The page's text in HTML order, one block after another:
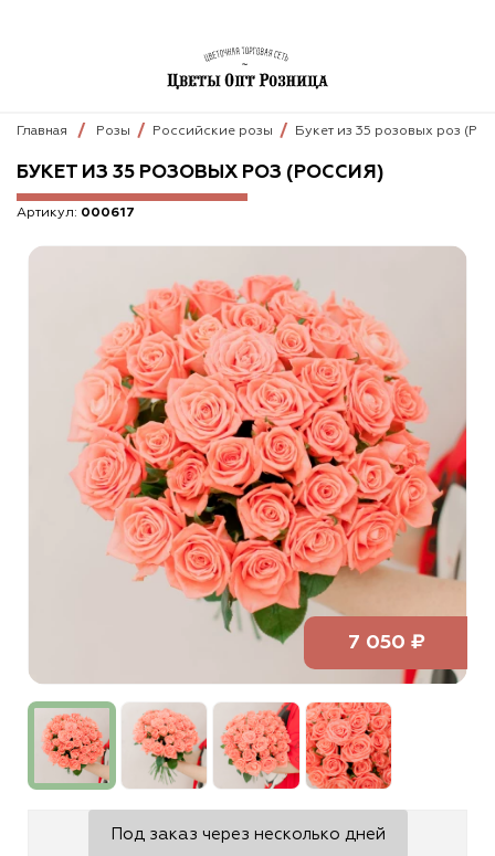
Главная Розы Российские розы Букет из 35 розовых роз
БУКЕТ ИЗ 35 РОЗОВЫХ РОЗ (РОССИЯ)
Артикул: 000617
7 050 ₽
Под заказ через несколько дней